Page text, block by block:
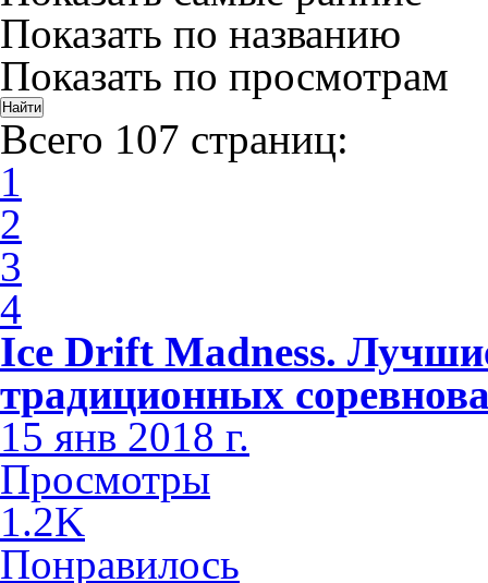
Показать по названию
Показать по просмотрам
Всего 107 страниц:
1
2
3
4
Ice Drift Madness.
традиционных
15 янв 2018 г.
Просмотры
1.2K
Понравилось